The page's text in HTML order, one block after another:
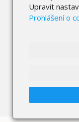
Upravit
Prohlášení o